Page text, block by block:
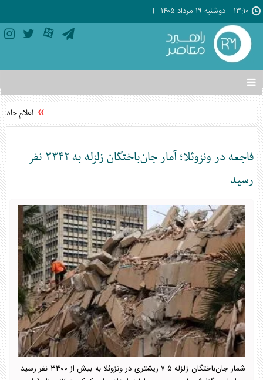
۱۳:۱۰ دوشنبه ۱۹ مرداد ۱۴۰۵
تغییر
وضعیت
منوی
ها
اعلام
فاجعه در ونزوئلا؛ آمار جان‌باختگان زلزله به ۳۳۴۲ نفر
رسید
شمار جان‌باختگان زلزله ۷.۵ ریشتری در ونزوئلا به بیش از ۳۳۰۰ نفر رسید.